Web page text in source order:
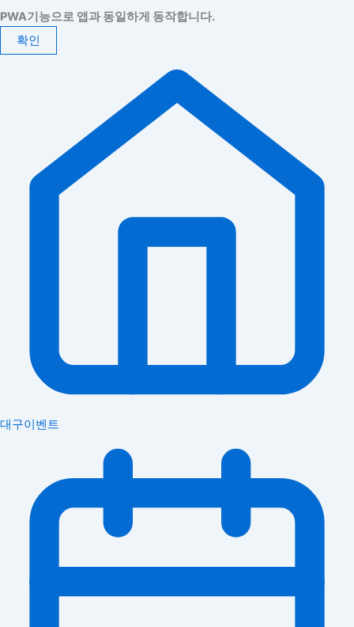
PWA기능으로 앱과 동일하게 동작합니다.
확인
대구이벤트